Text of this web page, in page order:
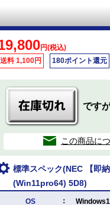
円(税込)
送料 1,100円
180ポイント還元
ですが
この商品に
標準スペック(NEC 【即
(Win11pro64) 5D8)
OS ：